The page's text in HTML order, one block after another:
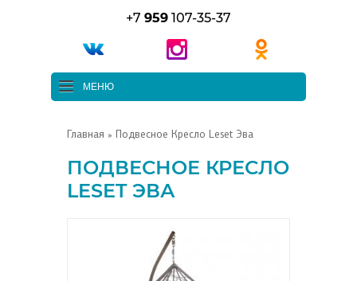
+7 959 107-35-37
МЕНЮ
Главная » Подвесное Кресло Leset Эва
ПОДВЕСНОЕ КРЕСЛО
LESET ЭВА